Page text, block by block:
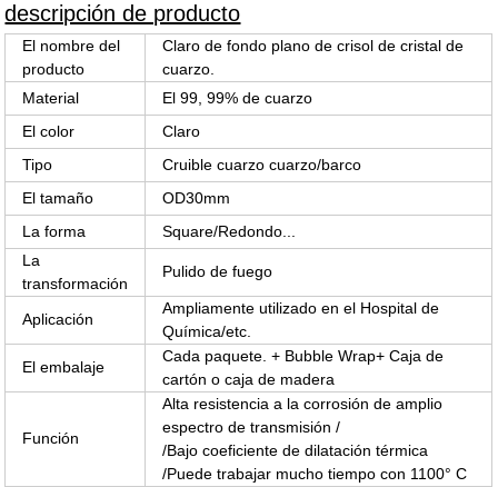
descripción de producto
El nombre del
producto
Claro de fondo plano de crisol de cristal de
cuarzo.
Material
El 99, 99% de cuarzo
El color
Claro
Tipo
Cruible cuarzo cuarzo/barco
El tamaño
OD30mm
La forma
Square/Redondo...
La
transformación
Pulido de fuego
Aplicación
Ampliamente utilizado en el Hospital de
Química/etc.
El embalaje
Cada paquete. + Bubble Wrap+ Caja de
cartón o caja de madera
Función
Alta resistencia a la corrosión de amplio
espectro de transmisión /
/Bajo coeficiente de dilatación térmica
/Puede trabajar mucho tiempo con 1100° C